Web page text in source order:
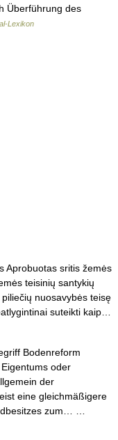
Überführung des
Lexikon
sritis žemės
teisinių santykių
nuosavybės teisę
suteikti kaip…
Bodenreform
oder
der
eine gleichmäßigere
zum… …